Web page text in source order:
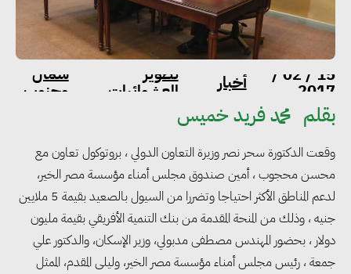
15 / 02 /
2017 أخبار تطوير
العشوائيات
شمال
وجنوب
بقلم محمد فريد خميس
وقعت الدكتورة سحر نصر وزيرة التعاون الدولي ، بروتوكول تعاون مع
محسن محجوب ، أمين صندوق مجلس أمناء مؤسسة مصر الخير،
لدعم المناطق الأكثر احتياجا وتضررا من السيول بالصعيد بقيمة 5 ملايين
جنيه ، وذلك من المنحة المقدمة من بنك التنمية الأفريقي بقيمة مليون
دولار ، بحضور المهندس مصطفى مدبولي، وزير الإسكان، والدكتور علي
جمعة ، رئيس مجلس أمناء مؤسسة مصر الخير، وليلى المقدم، الممثل